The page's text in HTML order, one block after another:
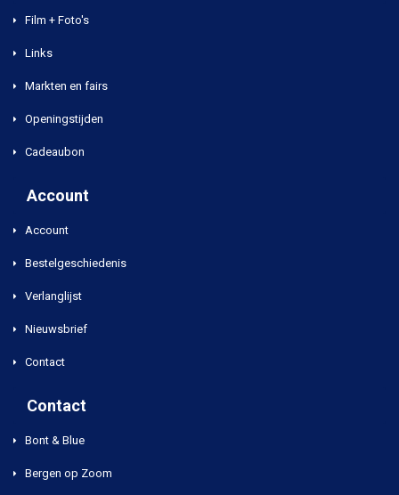
Film + Foto's
Links
Markten en fairs
Openingstijden
Cadeaubon
Account
Account
Bestelgeschiedenis
Verlanglijst
Nieuwsbrief
Contact
Contact
Bont & Blue
Bergen op Zoom